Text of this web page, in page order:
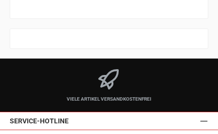
VIELE ARTIKEL VERSANDKOSTENFREI
SERVICE-HOTLINE